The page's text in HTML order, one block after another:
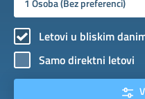
Letovi u bliskim
Samo direktni letovi